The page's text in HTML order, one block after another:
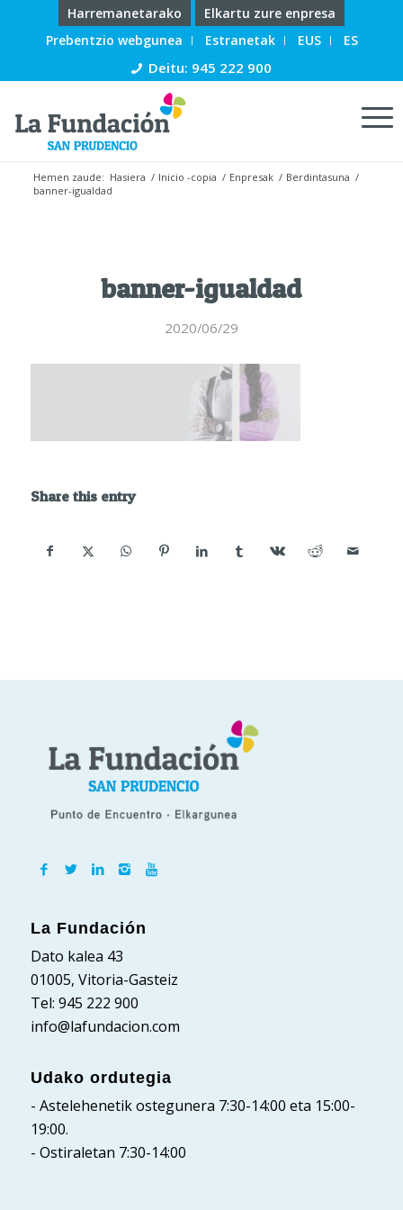
Harremanetarako
Elkartu zure enpresa
Prebentzio webgunea
Estranetak EUS ES
Deitu: 945 222 900
Hemen zaude: Hasiera / Inicio -copia / Enpresak / Berdintasuna /
banner-igualdad
banner-igualdad
2020/06/29
Share this entry
La Fundación
Dato kalea 43
01005, Vitoria-Gasteiz
Tel: 945 222 900
info@lafundacion.com
Udako ordutegia
- Astelehenetik ostegunera 7:30-14:00 eta 15:00-
19:00.
- Ostiraletan 7:30-14:00